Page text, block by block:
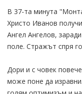
В 37-та минута
Христо Иванов
Ангел Ангелов,
поле. Стражът спря
Дори и с човек
може поне да